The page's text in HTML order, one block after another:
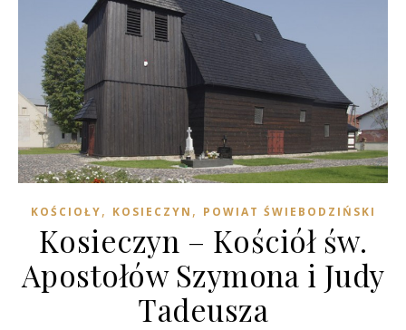
KOŚCIOŁY, KOSIECZYN , POWIAT ŚWIEBODZIŃSKI
Kosieczyn – Kościół św.
Apostołów Szymona i Judy
Tadeusza